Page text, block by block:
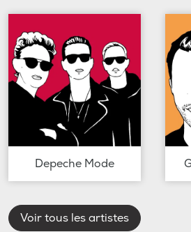
Depeche Mode
Voir tous les artistes